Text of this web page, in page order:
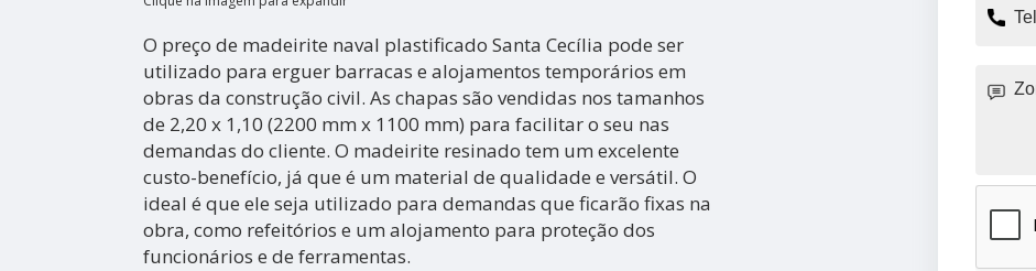
O preço de madeirite naval plastificado Santa Cecília pode ser
utilizado para erguer barracas e alojamentos temporários em
obras da construção civil. As chapas são vendidas nos tamanhos
de 2,20 x 1,10 (2200 mm x 1100 mm) para facilitar o seu nas
demandas do cliente. O madeirite resinado tem um excelente
custo-benefício, já que é um material de qualidade e versátil. O
ideal é que ele seja utilizado para demandas que ficarão fixas na
obra, como refeitórios e um alojamento para proteção dos
funcionários e de ferramentas.